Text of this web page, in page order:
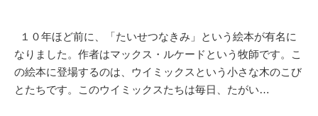
１０年ほど前に、「たいせつなきみ」という絵本が有名に
なりました。作者はマックス・ルケードという牧師です。こ
の絵本に登場するのは、ウイミックスという小さな木のこび
とたちです。このウイミックスたちは毎日、たがい…